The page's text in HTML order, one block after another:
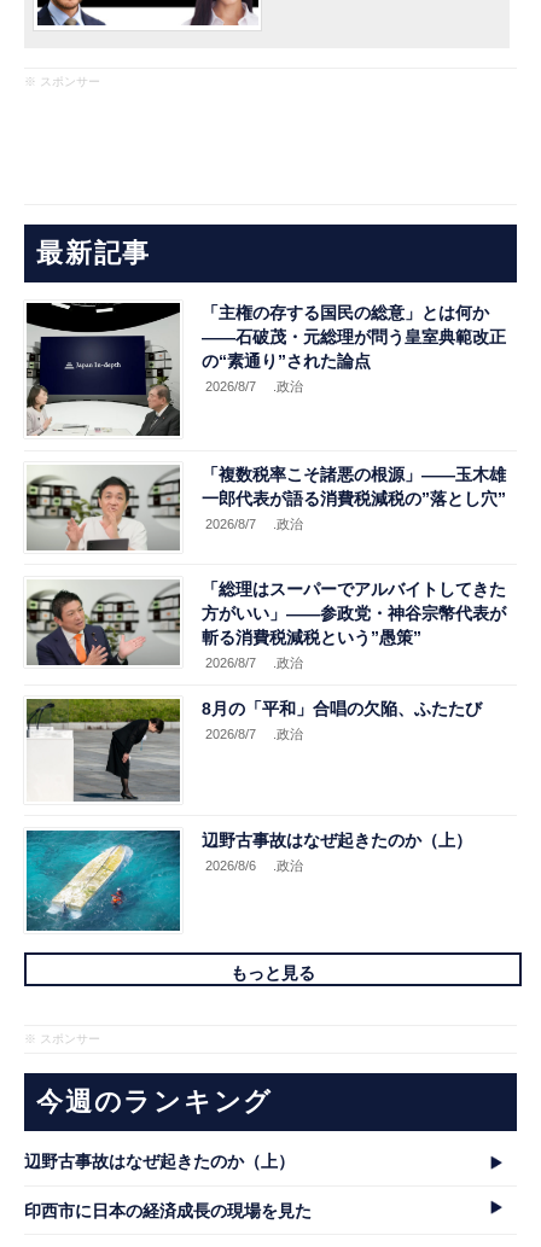
※ スポンサー
最新記事
「主権の存する国民の総意」とは何か
――石破茂・元総理が問う皇室典範改正
の“素通り”された論点
2026/8/7 .政治
「複数税率こそ諸悪の根源」――玉木雄
一郎代表が語る消費税減税の”落とし穴”
2026/8/7 .政治
「総理はスーパーでアルバイトしてきた
方がいい」――参政党・神谷宗幣代表が
斬る消費税減税という”愚策”
2026/8/7 .政治
8月の「平和」合唱の欠陥、ふたたび
2026/8/7 .政治
辺野古事故はなぜ起きたのか（上）
2026/8/6 .政治
もっと見る
※ スポンサー
今週のランキング
辺野古事故はなぜ起きたのか（上）
印西市に日本の経済成長の現場を見た